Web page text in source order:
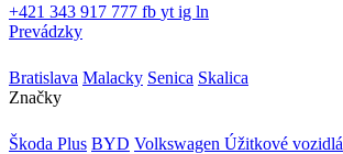
+421 343 917 777 fb yt ig ln
Prevádzky
Bratislava Malacky Senica Skalica
Značky
Škoda Plus BYD Volkswagen Úžitkové vozidlá